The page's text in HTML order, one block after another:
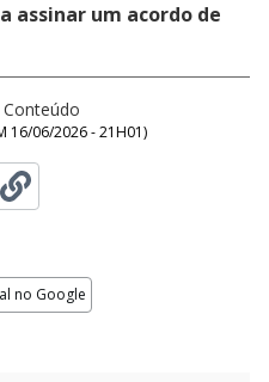
assinar um acordo de
16/06/2026 - 21H01)
no Google